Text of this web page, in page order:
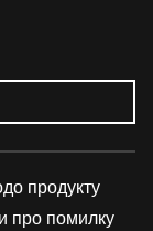
продукту
про помилку